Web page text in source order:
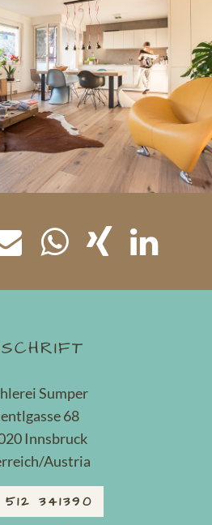
Sumper
68
Innsbruck
Austria
341390